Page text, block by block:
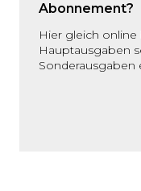
Abonnement?
Hier gleich
Hauptausgaben
Sonderausgaben